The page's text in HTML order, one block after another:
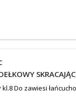
Do zawiesi